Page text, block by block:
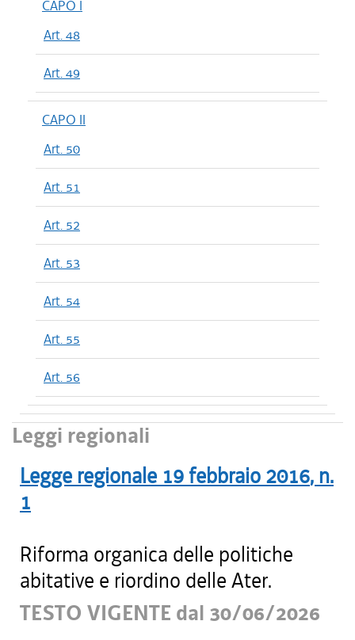
CAPO I
Art. 48
Art. 49
CAPO II
Art. 50
Art. 51
Art. 52
Art. 53
Art. 54
Art. 55
Art. 56
Leggi regionali
Legge regionale 19 febbraio 2016, n.
1
Riforma organica delle politiche
abitative e riordino delle Ater.
TESTO VIGENTE dal 30/06/2026